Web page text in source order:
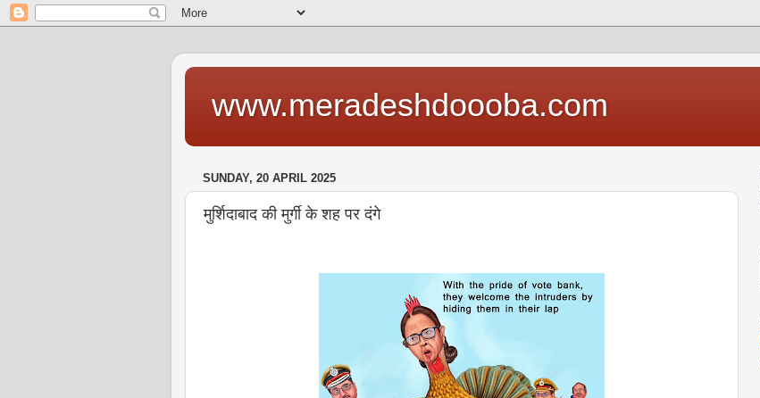
www.meradeshdoooba.com
SUNDAY, 20 APRIL 2025
मुर्शिदाबाद की मुर्गी के शह पर दंगे